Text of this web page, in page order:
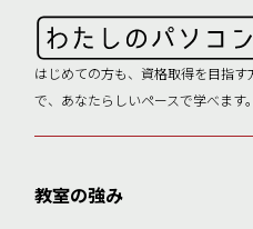
はじめての方も、資格取得を目指
で、あなたらしいペースで学べます。
教室の強み